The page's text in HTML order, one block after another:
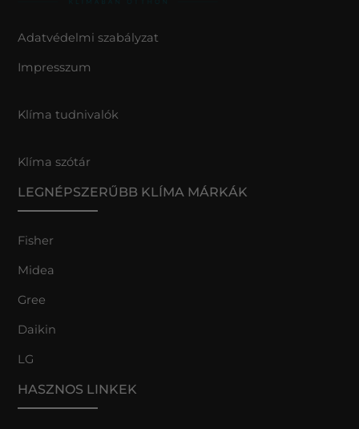
Adatvédelmi szabályzat
Impresszum
Klíma tudnivalók
Klíma szótár
LEGNÉPSZERŰBB KLÍMA MÁRKÁK
Fisher
Midea
Gree
Daikin
LG
HASZNOS LINKEK